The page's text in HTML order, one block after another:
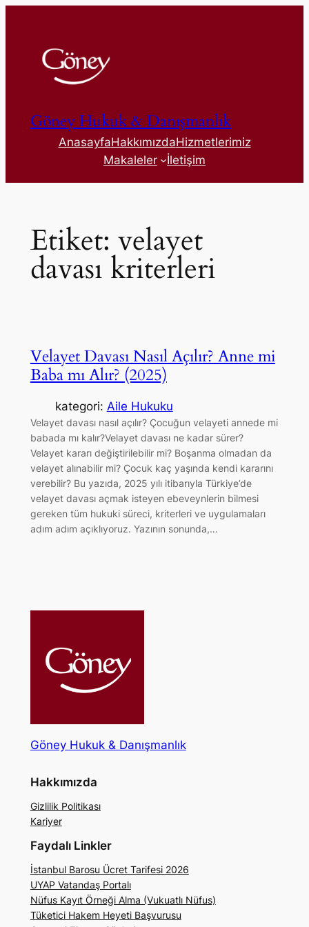
Göney Hukuk & Danışmanlık
AnasayfaHakkımızdaHizmetlerimiz
Makaleler
İletişim
Etiket: velayet
davası kriterleri
Velayet Davası Nasıl Açılır? Anne mi
Baba mı Alır? (2025)
kategori: Aile Hukuku
Velayet davası nasıl açılır? Çocuğun velayeti annede mi
babada mı kalır?Velayet davası ne kadar sürer?
Velayet kararı değiştirilebilir mi? Boşanma olmadan da
velayet alınabilir mi? Çocuk kaç yaşında kendi kararını
verebilir? Bu yazıda, 2025 yılı itibarıyla Türkiye’de
velayet davası açmak isteyen ebeveynlerin bilmesi
gereken tüm hukuki süreci, kriterleri ve uygulamaları
adım adım açıklıyoruz. Yazının sonunda,…
Göney Hukuk & Danışmanlık
Hakkımızda
Gizlilik Politikası
Kariyer
Faydalı Linkler
İstanbul Barosu Ücret Tarifesi 2026
UYAP Vatandaş Portalı
Nüfus Kayıt Örneği Alma (Vukuatlı Nüfus)
Tüketici Hakem Heyeti Başvurusu